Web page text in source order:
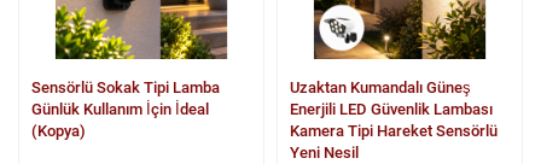
Sensörlü Sokak Tipi Lamba
Günlük Kullanım İçin İdeal
(Kopya)
Uzaktan Kumandalı Güneş
Enerjili LED Güvenlik Lambası
Kamera Tipi Hareket Sensörlü
Yeni Nesil